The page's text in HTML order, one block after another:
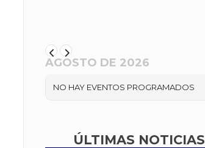
AGOSTO DE 2026
NO HAY EVENTOS PROGRAMADOS
ÚLTIMAS NOTICIAS